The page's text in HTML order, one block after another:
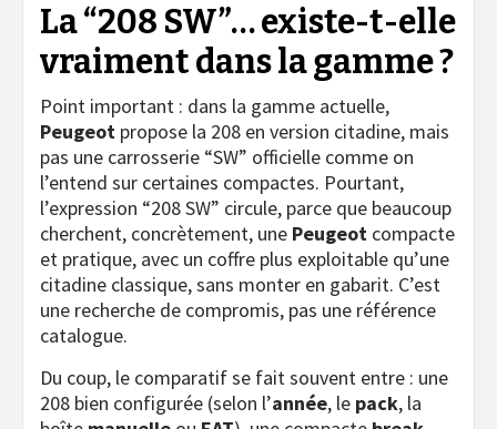
La “208 SW”… existe-t-elle
vraiment dans la gamme ?
Point important : dans la gamme actuelle,
Peugeot propose la 208 en version citadine, mais
pas une carrosserie “SW” officielle comme on
l’entend sur certaines compactes. Pourtant,
l’expression “208 SW” circule, parce que beaucoup
cherchent, concrètement, une Peugeot compacte
et pratique, avec un coffre plus exploitable qu’une
citadine classique, sans monter en gabarit. C’est
une recherche de compromis, pas une référence
catalogue.
Du coup, le comparatif se fait souvent entre : une
208 bien configurée (selon l’année, le pack, la